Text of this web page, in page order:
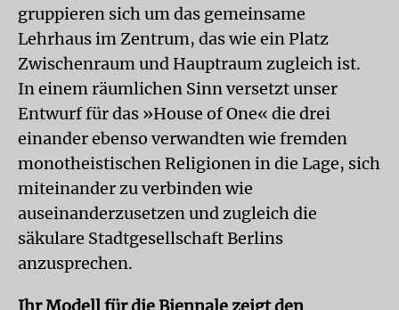
gruppieren sich um das gemeinsame
Lehrhaus im Zentrum, das wie ein Platz
Zwischenraum und Hauptraum zugleich ist.
In einem räumlichen Sinn versetzt unser
Entwurf für das »House of One« die drei
einander ebenso verwandten wie fremden
monotheistischen Religionen in die Lage, sich
miteinander zu verbinden wie
auseinanderzusetzen und zugleich die
säkulare Stadtgesellschaft Berlins
anzusprechen.
Ihr Modell für die Biennale zeigt den